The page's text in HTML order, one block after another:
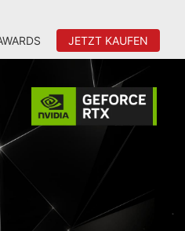
JETZT KAUFEN